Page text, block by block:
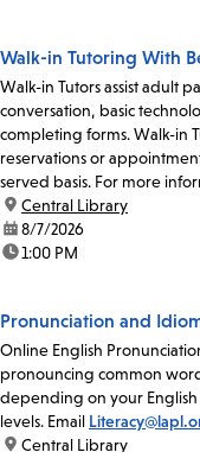
Walk-in Tutoring With
Walk-in Tutors assist adult
conversation, basic
completing forms. Walk-in
reservations or
served basis. For more
Coordinator Claudia Flores at
location:
Central Library
date:8/7/2026
time:1:00 PM
Pronunciation and
Online English
pronouncing common
depending on your English
levels. Email
location:
Central Library